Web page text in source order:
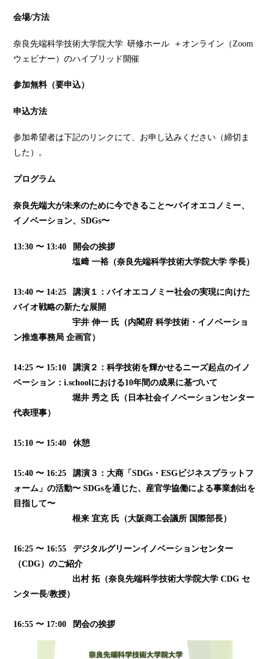
会場/方法
奈良先端科学技術大学院大学 研修ホール ＋オンライン（Zoom
ウェビナー）のハイブリッド開催
参加無料（要申込）
申込方法
参加希望者は下記のリンクにて、お申し込みください（締切ま
した）。
プログラム
奈良先端大が未来のために今できること〜バイオエコノミー、
イノベーション、SDGs〜
13:30 〜 13:40 開会の挨拶
塩﨑 一裕（奈良先端科学技術大学院大学 学長）
13:40 〜 14:25 講演１：バイオエコノミー社会の実現に向けた
バイオ戦略の新たな展開
宇井 伸一 氏（内閣府 科学技術・イノベーショ
ン推進事務局 企画官）
14:25 〜 15:10 講演２：科学技術を輝かせるニーズ起点のイノ
ベーション：i.schoolにおける10年間の成果に基づいて
堀井 秀之 氏（日本社会イノベーションセンター
代表理事）
15:10 〜 15:40 休憩
15:40 〜 16:25 講演３：大商「SDGs・ESGビジネスプラットフ
ォーム」の活動〜 SDGsを通じた、産官学協働による事業創出を
目指して〜
根来 宜克 氏（大阪商工会議所 国際部長）
16:25 〜 16:55 デジタルグリーンイノベーションセンター
（CDG）のご紹介
出村 拓（奈良先端科学技術大学院大学 CDG セ
ンター長/教授）
16:55 〜 17:00 閉会の挨拶